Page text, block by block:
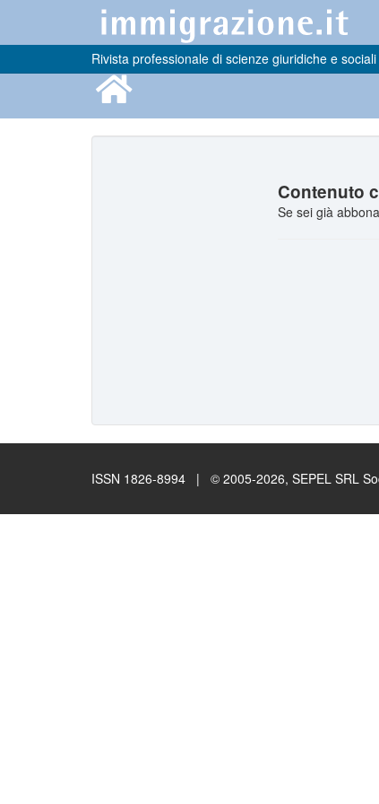
Rivista professionale di scienze giuridiche e
Contenuto
Se sei già
ISSN 1826-8994 | © 2005-2026, SEPEL SRL